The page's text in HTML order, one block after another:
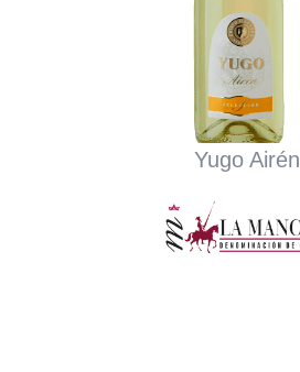
Yugo Airén